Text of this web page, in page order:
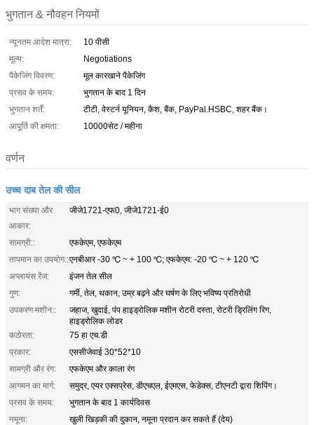
भुगतान & नौवहन नियमों
न्यूनतम आदेश मात्रा:
10 पीसी
मूल्य:
Negotiations
पैकेजिंग विवरण:
मूल कारखाने पैकेजिंग
प्रसव के समय:
भुगतान के बाद 1 दिन
भुगतान शर्तें:
टीटी, वेस्टर्न यूनियन, कैश, बैंक, PayPal.HSBC, शहर बैंक।
आपूर्ति की क्षमता:
10000सेट / महीना
वर्णन
उच्च दाब तेल की सील
भाग संख्या और
आकार:
जीजे1721-एफ0, जीजे1721-ई0
सामग्री::
एफकेएम, एफकेएम
तापमान का उपयोग::एनबीआर -30 ℃ ~ + 100 ℃; एफकेएम: -20 ℃ ~ + 120 ℃
अप्लायंस रेंज:
इंजन तेल सील
गुण:
गर्मी, तेल, थकान, उम्र बढ़ने और घर्षण के लिए भविष्य प्रतिरोधी
उपकरण मशीन::
जहाज, खुदाई, पंप हाइड्रोलिक मशीन रोटरी दस्ता, रोटरी ड्रिलिंग रिग,
हाइड्रोलिक लोडर
कठोरता:
75 हा एच.डी
प्रकार:
एससीजेवाई 30*52*10
सामग्री और रंग:
एफकेएम और काला रंग
आगमन का मार्ग:
समुद्र, एयर एक्सप्रेस, डीएचएल, ईएमएस, फेडेक्स, टीएनटी द्वारा शिपिंग।
प्रसव के समय:
भुगतान के बाद 1 कार्यदिवस
नमूना:
खुली खिड़की की दुकान, नमूना प्रदान कर सकते हैं (देय)